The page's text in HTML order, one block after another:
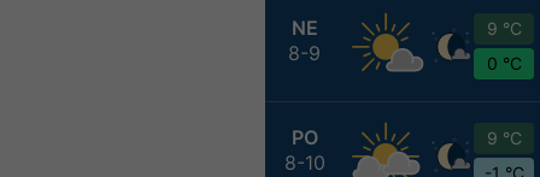
NE
8-9
9 °C
0 °C
PO
8-10
9 °C
-1 °C